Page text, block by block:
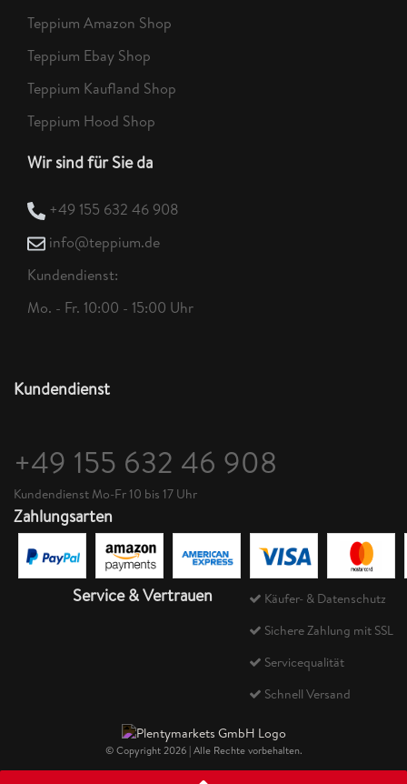
Teppium Amazon Shop
Teppium Ebay Shop
Teppium Kaufland Shop
Teppium Hood Shop
Wir sind für Sie da
+49 155 632 46 908
info@teppium.de
Kundendienst:
Mo. - Fr. 10:00 - 15:00 Uhr
Kundendienst
+49 155 632 46 908
Kundendienst Mo-Fr 10 bis 17 Uhr
Zahlungsarten
Service & Vertrauen
Käufer- & Datenschutz
Sichere Zahlung mit SSL
Servicequalität
Schnell Versand
© Copyright 2026 | Alle Rechte vorbehalten.